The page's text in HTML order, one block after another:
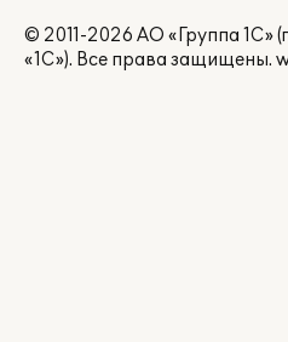
© 2011-2026 АО «Группа
«1С»). Все права защищены.